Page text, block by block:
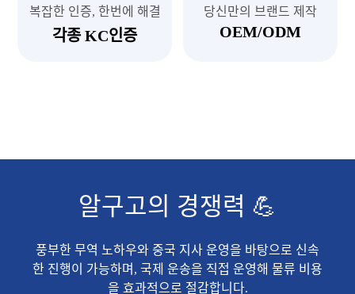
복잡한 인증, 한번에 해결
각종 KC인증
당신만의 브랜드 제작
OEM/ODM
알구고의 경쟁력 💪
풍부한 무역 노하우와 중국 지사 운영을 바탕으로 신속
한 진행이 가능하며, 국제 운송을 직접 운영해 물류 비용
을 효과적으로 절감합니다.